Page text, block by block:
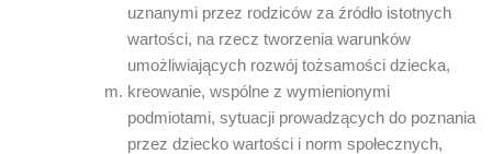
uznanymi przez rodziców za źródło istotnych
wartości, na rzecz tworzenia warunków
umożliwiających rozwój tożsamości dziecka,
kreowanie, wspólne z wymienionymi
podmiotami, sytuacji prowadzących do poznania
przez dziecko wartości i norm społecznych,